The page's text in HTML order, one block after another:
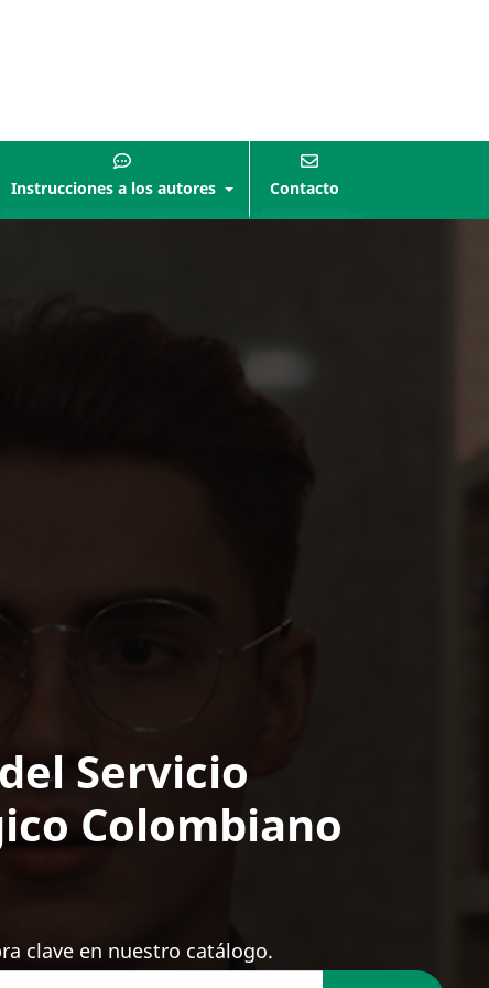
Instrucciones a los autores Contacto
Servicio
Colombiano
clave en nuestro catálogo.